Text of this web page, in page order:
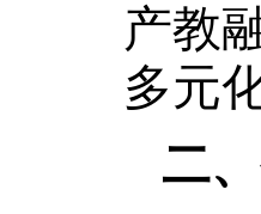
产教
多元
二